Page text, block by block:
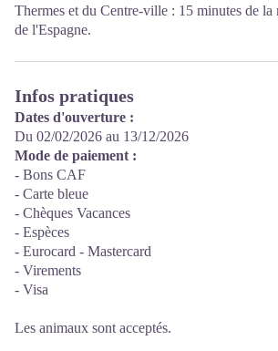
Thermes et du Centre-ville : 15 minutes de la
de l'Espagne.
Infos pratiques
Dates d'ouverture :
Du 02/02/2026 au 13/12/2026
Mode de paiement :
- Bons CAF
- Carte bleue
- Chèques Vacances
- Espèces
- Eurocard - Mastercard
- Virements
- Visa
Les animaux sont acceptés.